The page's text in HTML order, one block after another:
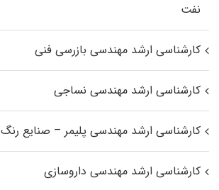
نفت
کارشناسی ارشد مهندسی بازرسی فنی
کارشناسی ارشد مهندسی نساجی
کارشناسی ارشد مهندسی پلیمر – صنایع رنگ
کارشناسی ارشد مهندسی داروسازی